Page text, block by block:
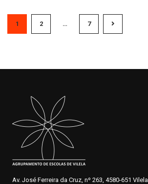
1 2 … 7
Av. José Ferreira da Cruz, nº 263, 4580-651 Vilela